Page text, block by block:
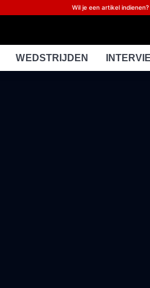
Wil je een artikel
WEDSTRIJDEN